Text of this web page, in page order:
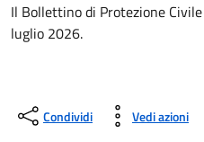
Il Bollettino di Protezione
luglio 2026.
Condividi Vedi azioni